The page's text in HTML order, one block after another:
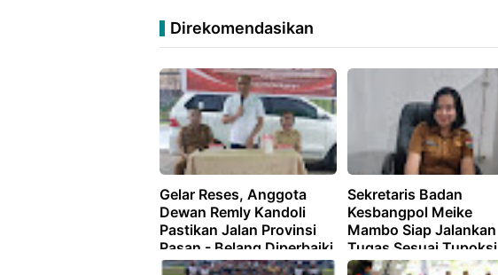
Direkomendasikan
Gelar Reses, Anggota
Dewan Remly Kandoli
Pastikan Jalan Provinsi
Pasan - Belang Diperbaiki
Sekretaris Badan
Kesbangpol Meike
Mambo Siap Jalankan
Tugas Sesuai Tupoksi